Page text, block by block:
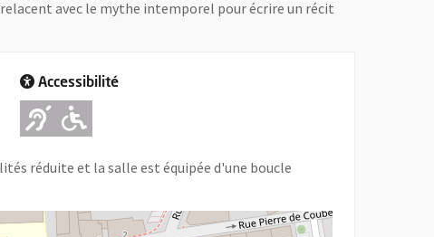
avec le mythe intemporel pour écrire un récit
Accessibilité
Adapté pour l'handicap Auditif
Adapté pour l'handicap Moteur
réduite et la salle est équipée d'une boucle